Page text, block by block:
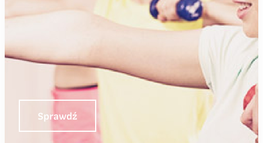
Sprawdź